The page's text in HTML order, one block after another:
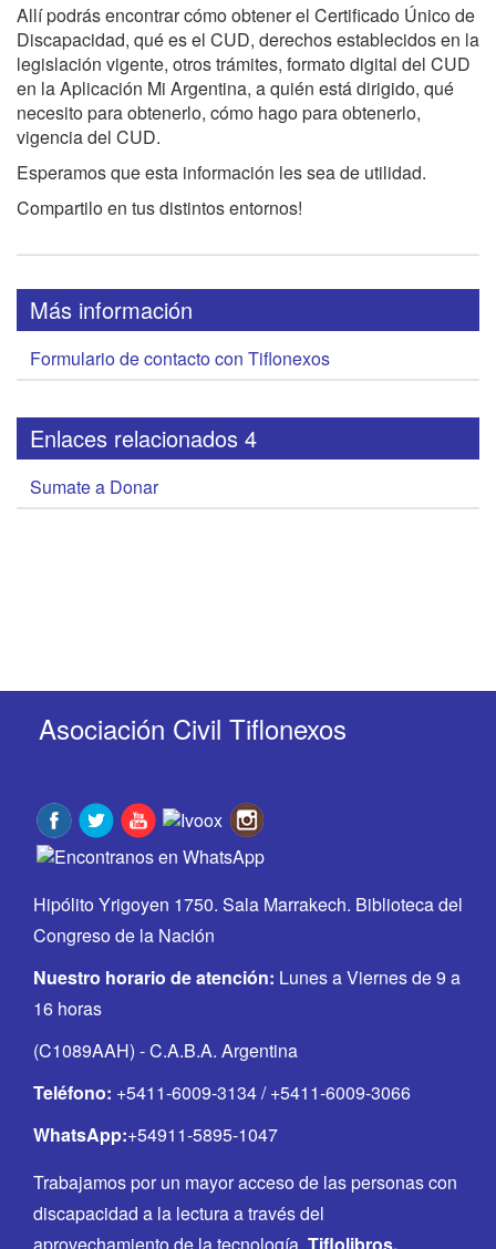
Allí podrás encontrar cómo obtener el Certificado Único de
Discapacidad, qué es el CUD, derechos establecidos en la
legislación vigente, otros trámites, formato digital del CUD
en la Aplicación Mi Argentina, a quién está dirigido, qué
necesito para obtenerlo, cómo hago para obtenerlo,
vigencia del CUD.
Esperamos que esta información les sea de utilidad.
Compartilo en tus distintos entornos!
Más información
Formulario de contacto con Tiflonexos
Enlaces relacionados 4
Sumate a Donar
Asociación Civil Tiflonexos
Hipólito Yrigoyen 1750. Sala Marrakech. Biblioteca del
Congreso de la Nación
Nuestro horario de atención: Lunes a Viernes de 9 a
16 horas
(C1089AAH) - C.A.B.A. Argentina
Teléfono: +5411-6009-3134 / +5411-6009-3066
WhatsApp:+54911-5895-1047
Trabajamos por un mayor acceso de las personas con
discapacidad a la lectura a través del
aprovechamiento de la tecnología. Tiflolibros,